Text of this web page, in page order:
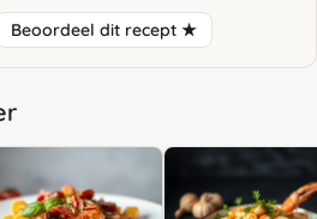
Beoordeel dit recept ★